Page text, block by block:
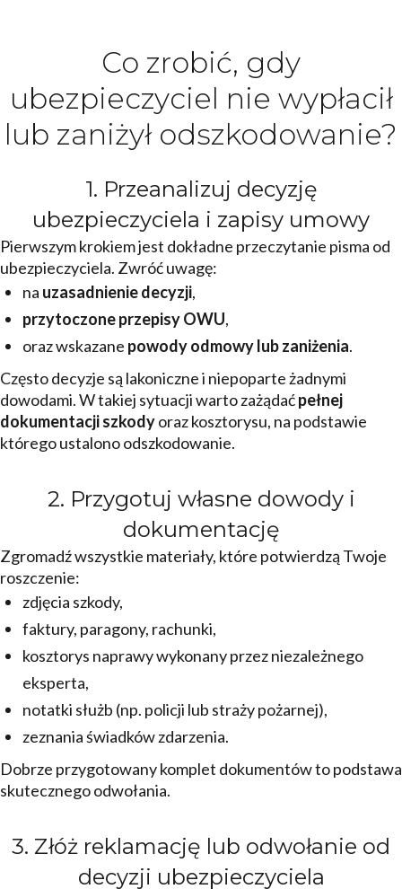
Co zrobić, gdy
ubezpieczyciel nie wypłacił
lub zaniżył odszkodowanie?
1. Przeanalizuj decyzję
ubezpieczyciela i zapisy umowy
Pierwszym krokiem jest dokładne przeczytanie pisma od
ubezpieczyciela. Zwróć uwagę:
na uzasadnienie decyzji,
przytoczone przepisy OWU,
oraz wskazane powody odmowy lub zaniżenia.
Często decyzje są lakoniczne i niepoparte żadnymi
dowodami. W takiej sytuacji warto zażądaćpełnej
dokumentacji szkodyoraz kosztorysu, na podstawie
którego ustalono odszkodowanie.
2. Przygotuj własne dowody i
dokumentację
Zgromadź wszystkie materiały, które potwierdzą Twoje
roszczenie:
zdjęcia szkody,
faktury, paragony, rachunki,
kosztorys naprawy wykonany przez niezależnego
eksperta,
notatki służb (np. policji lub straży pożarnej),
zeznania świadków zdarzenia.
Dobrze przygotowany komplet dokumentów to podstawa
skutecznego odwołania.
3. Złóż reklamację lub odwołanie od
decyzji ubezpieczyciela